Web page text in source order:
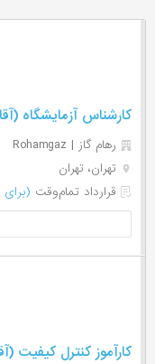
کارشناس آزمایشگاه
رهام گاز | Rohamgaz
تهران، تهران
قرارداد تمام‌وقت
کارآموز کنترل کیفیت